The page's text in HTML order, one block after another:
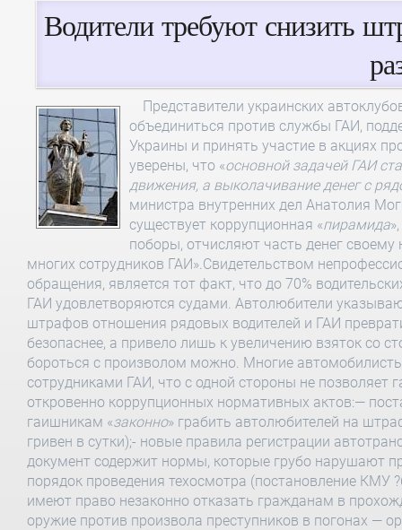
Водители требуют снизить
Представители украинских
объединиться против службы ГАИ,
Украины и принять участие в акциях
уверены, что «основной задачей ГАИ
движения, а выколачивание денег с
министра внутренних дел Анатолия
существует коррупционная «пирамида
поборы, отчисляют часть денег своему
многих сотрудников ГАИ».Свидетельством
обращения, является тот факт, что до 70%
ГАИ удовлетворяются судами. Автолюбители
штрафов отношения рядовых водителей и ГАИ
безопаснее, а привело лишь к увеличению взяток со
бороться с произволом можно. Многие
сотрудниками ГАИ, что с одной стороны не позволяет
откровенно коррупционных нормативных актов:—
гаишникам «законно» грабить автолюбителей на
гривен в сутки);- новые правила регистрации
документ содержит нормы, которые грубо нарушают
порядок проведения техосмотра (постановление КМУ
имеют право незаконно отказать гражданам в
оружие против произвола преступников в погонах —